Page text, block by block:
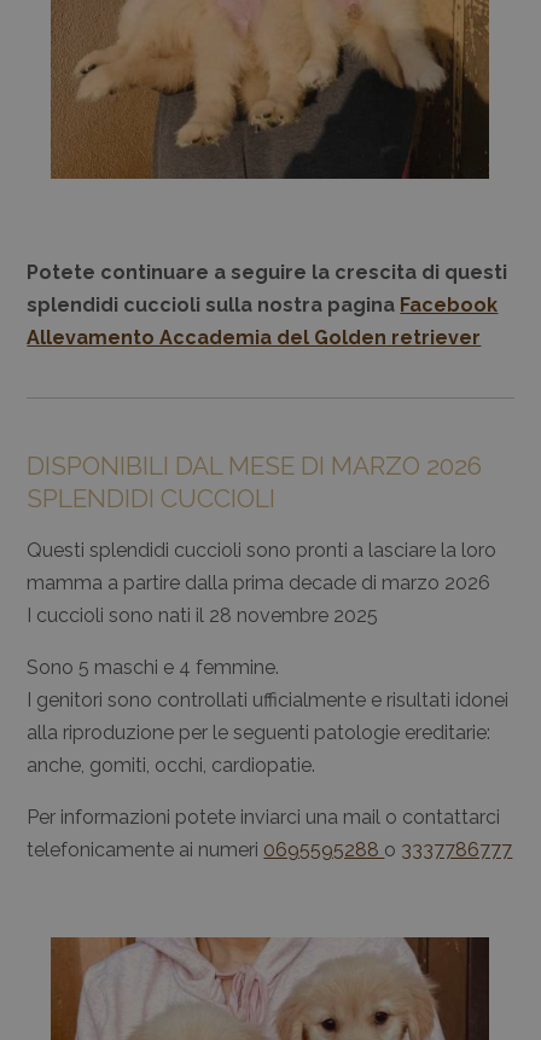
Potete continuare a seguire la crescita di questi
splendidi cuccioli sulla nostra pagina Facebook
Allevamento Accademia del Golden retriever
DISPONIBILI DAL MESE DI MARZO 2026
SPLENDIDI CUCCIOLI
Questi splendidi cuccioli sono pronti a lasciare la loro
mamma a partire dalla prima decade di marzo 2026
I cuccioli sono nati il 28 novembre 2025
Sono 5 maschi e 4 femmine.
I genitori sono controllati ufficialmente e risultati idonei
alla riproduzione per le seguenti patologie ereditarie:
anche, gomiti, occhi, cardiopatie.
Per informazioni potete inviarci una mail o contattarci
telefonicamente ai numeri 0695595288 o 3337786777